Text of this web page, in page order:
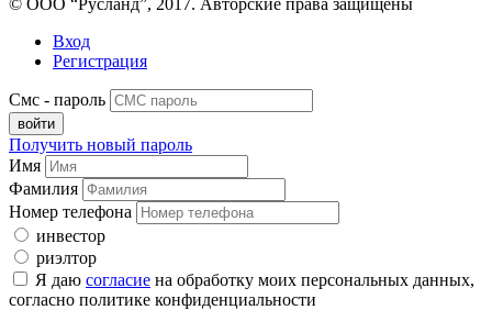
Вход
Регистрация
Смс - пароль
Получить новый пароль
Имя
Фамилия
Номер телефона
инвестор
риэлтор
Я даю согласие на обработку моих персональных данных,
согласно политике конфиденциальности